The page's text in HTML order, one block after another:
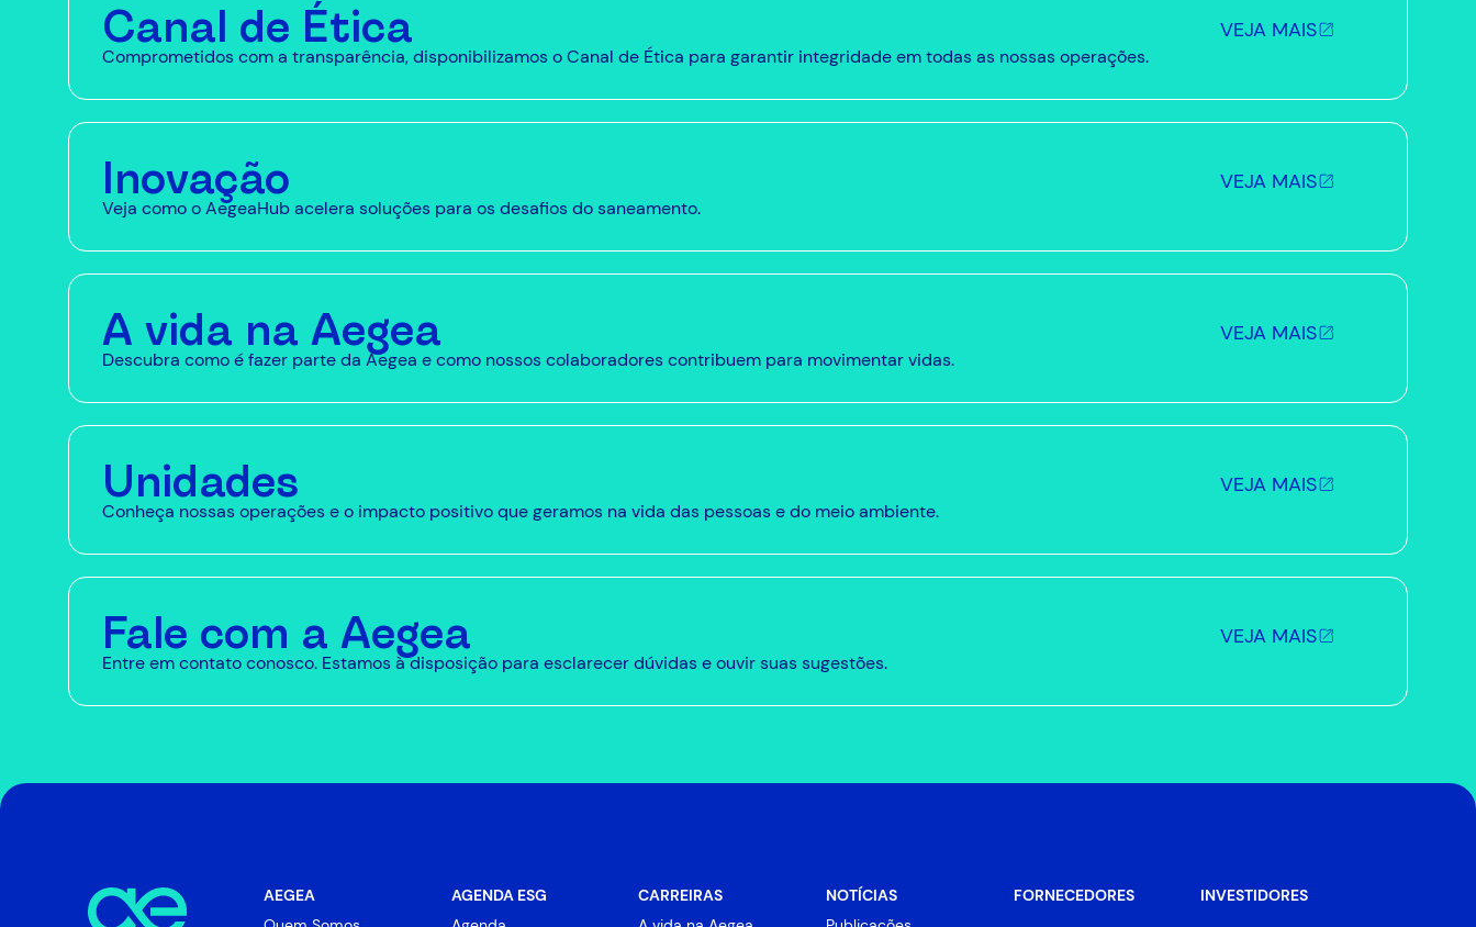
Canal de Ética
Comprometidos com a transparência, disponibilizamos o Canal de Ética para garantir integridade em todas as nossas operações.
VEJA MAIS
Inovação
Veja como o AegeaHub acelera soluções para os desafios do saneamento.
VEJA MAIS
A vida na Aegea
Descubra como é fazer parte da Aegea e como nossos colaboradores contribuem para movimentar vidas.
VEJA MAIS
Unidades
Conheça nossas operações e o impacto positivo que geramos na vida das pessoas e do meio ambiente.
VEJA MAIS
Fale com a Aegea
Entre em contato conosco. Estamos à disposição para esclarecer dúvidas e ouvir suas sugestões.
VEJA MAIS
AEGEA
AGENDA ESG
CARREIRAS
NOTÍCIAS
FORNECEDORES INVESTIDORES